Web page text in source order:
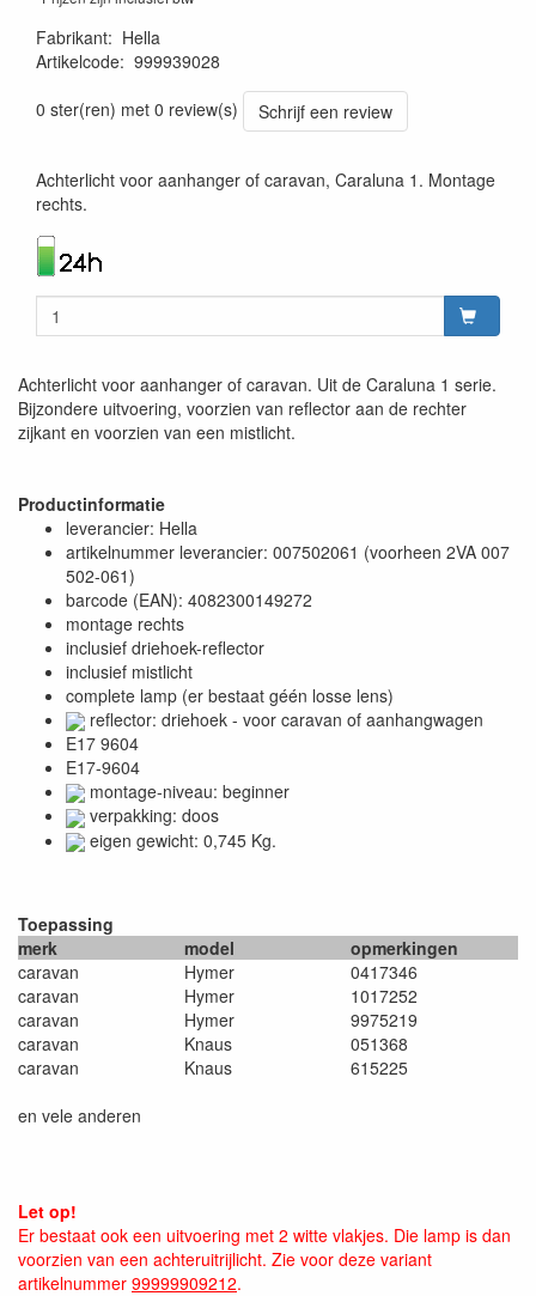
Fabrikant: Hella
Artikelcode: 999939028
0 ster(ren) met 0 review(s)
Schrijf een review
Achterlicht voor aanhanger of caravan, Caraluna 1. Montage
rechts.
Achterlicht voor aanhanger of caravan. Uit de Caraluna 1 serie.
Bijzondere uitvoering, voorzien van reflector aan de rechter
zijkant en voorzien van een mistlicht.
Productinformatie
leverancier: Hella
artikelnummer leverancier: 007502061 (voorheen 2VA 007
502-061)
barcode (EAN): 4082300149272
montage rechts
inclusief driehoek-reflector
inclusief mistlicht
complete lamp (er bestaat géén losse lens)
reflector: driehoek - voor caravan of aanhangwagen
E17 9604
E17-9604
montage-niveau: beginner
verpakking: doos
eigen gewicht: 0,745 Kg.
Toepassing
merk
model
opmerkingen
caravan
Hymer
0417346
caravan
Hymer
1017252
caravan
Hymer
9975219
caravan
Knaus
051368
caravan
Knaus
615225
en vele anderen
Let op!
Er bestaat ook een uitvoering met 2 witte vlakjes. Die lamp is dan
voorzien van een achteruitrijlicht. Zie voor deze variant
artikelnummer 99999909212.